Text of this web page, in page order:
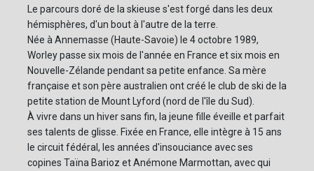
Le parcours doré de la skieuse s'est forgé dans les deux
hémisphères, d'un bout à l'autre de la terre.
Née à Annemasse (Haute-Savoie) le 4 octobre 1989,
Worley passe six mois de l'année en France et six mois en
Nouvelle-Zélande pendant sa petite enfance. Sa mère
française et son père australien ont créé le club de ski de la
petite station de Mount Lyford (nord de l'île du Sud).
À vivre dans un hiver sans fin, la jeune fille éveille et parfait
ses talents de glisse. Fixée en France, elle intègre à 15 ans
le circuit fédéral, les années d'insouciance avec ses
copines Taïna Barioz et Anémone Marmottan, avec qui